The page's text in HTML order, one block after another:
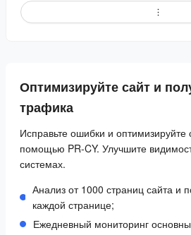
Оптимизируйте сайт и
трафика
Исправьте ошибки и оптимизируйте
помощью PR-CY. Улучшите
системах.
Анализ от 1000 страниц сайта и
каждой странице;
Ежедневный мониторинг